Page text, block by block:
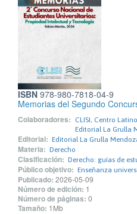
ISBN 978-980-7818-04-9
Memorias del Segundo
Colaboradores:
CLISI, Centro
Editorial La Grulla
Editorial: Editorial La Grulla
Materia: Derecho
Clasificación: Derecho: guías de
Público objetivo: Enseñanza
Publicado: 2026-05-09
Número de edición: 1
Número de páginas: 0
Tamaño: 1Mb